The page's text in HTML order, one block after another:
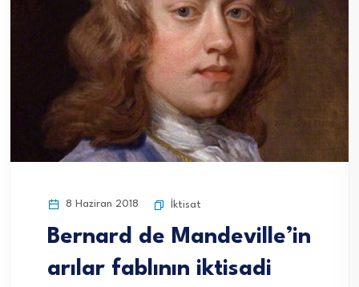
8 Haziran 2018 İktisat
Bernard de Mandeville’in
arılar fablının iktisadi